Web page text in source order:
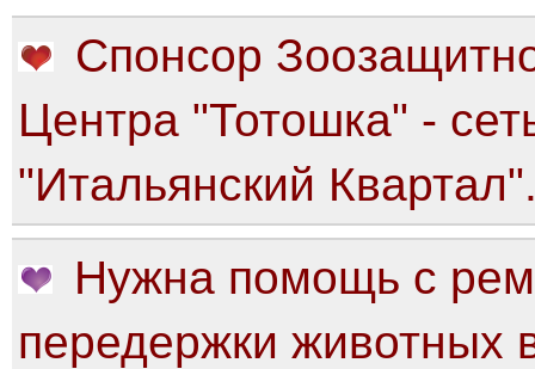
Спонсор
Центра "Тотошка" -
"Итальянский
Нужна помощь с
передержки животных